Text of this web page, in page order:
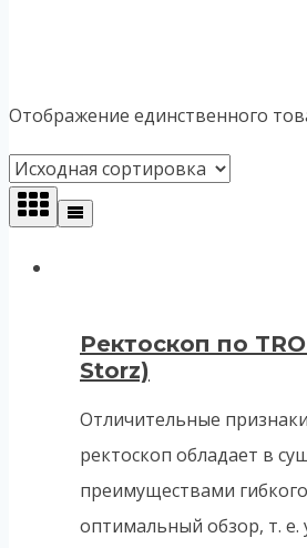
Отображение единственного
Ректоскоп пo
Storz)
Отличительные
ректоскоп обладает в
преимуществами
оптимальный обзор, т. е.